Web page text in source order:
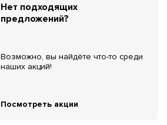
Нет подходящих
предложений?
Возможно, вы найдёте что-то среди
наших акций!
Посмотреть акции